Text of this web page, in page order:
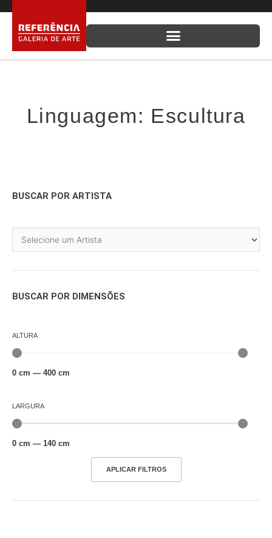
conteúdo
Linguagem: Escultura
BUSCAR POR ARTISTA
BUSCAR POR DIMENSÕES
ALTURA
0 cm — 400 cm
LARGURA
0 cm — 140 cm
APLICAR FILTROS